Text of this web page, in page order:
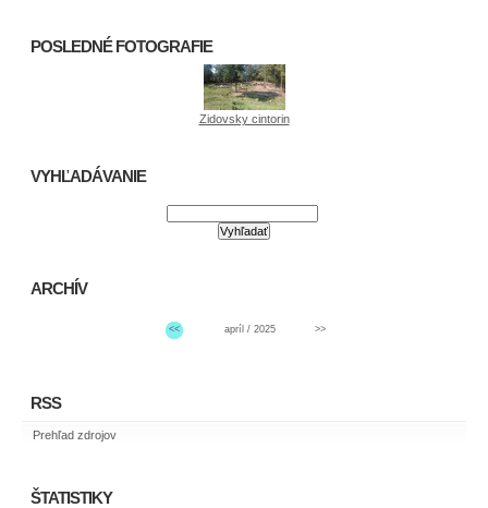
POSLEDNÉ FOTOGRAFIE
Zidovsky cintorin
VYHĽADÁVANIE
ARCHÍV
<< apríl / 2025 >>
RSS
Prehľad zdrojov
ŠTATISTIKY